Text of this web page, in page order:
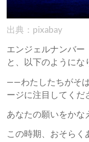
出典：pixabay
エンジェルナンバー
と、以下のようにな
——わたしたちがそ
ージに注目してくだ
あなたの願いをかな
この時期、おそらく